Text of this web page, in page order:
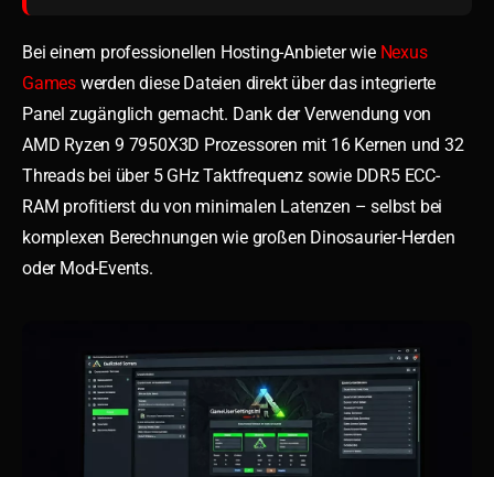
Bei einem professionellen Hosting-Anbieter wie Nexus
Games werden diese Dateien direkt über das integrierte
Panel zugänglich gemacht. Dank der Verwendung von
AMD Ryzen 9 7950X3D Prozessoren mit 16 Kernen und 32
Threads bei über 5 GHz Taktfrequenz sowie DDR5 ECC-
RAM profitierst du von minimalen Latenzen – selbst bei
komplexen Berechnungen wie großen Dinosaurier-Herden
oder Mod-Events.